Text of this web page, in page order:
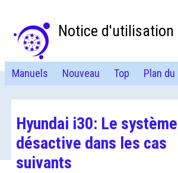
Notice d'utilisation
Manuels Nouveau Top Plan
Hyundai i30: Le
désactive dans les cas
suivants